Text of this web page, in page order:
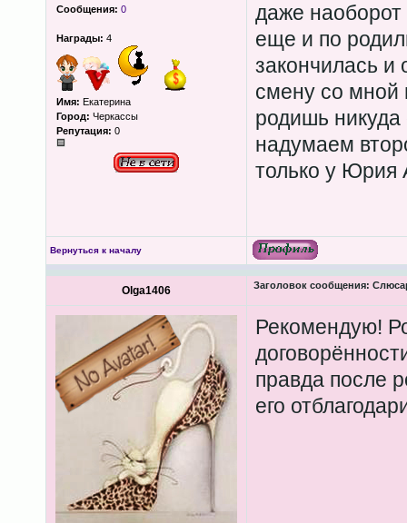
Сообщения: 0
Награды: 4
Имя: Екатерина
Город: Черкассы
Репутация: 0
даже наоборот
еще и по
закончилась
смену со мной
родишь никуда
надумаем
только у Юрия
Вернуться к началу
Olga1406 Заголовок сообщения:
Рекомендую!
правда после
его